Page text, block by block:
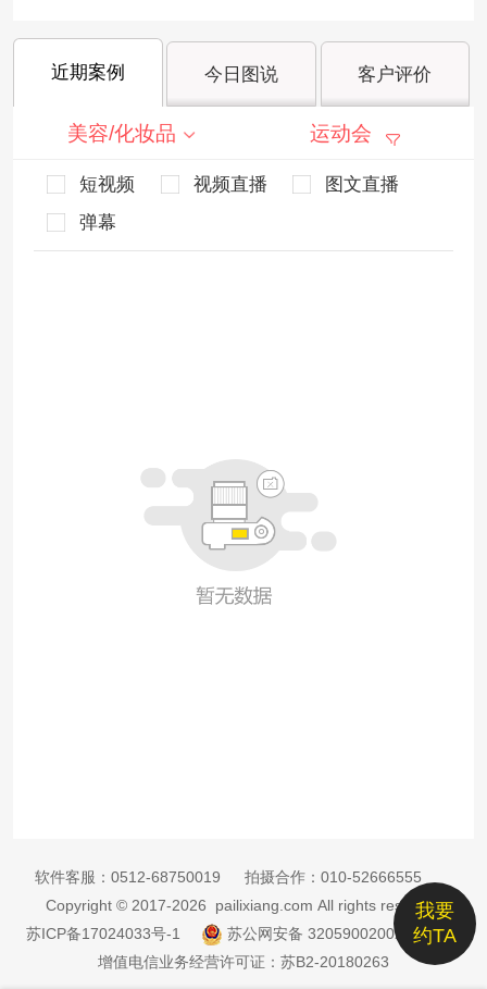
近期案例 今日图说 客户评价
美容/化妆品 运动会
短视频 视频直播
图文直播
弹幕
我要
约TA
软件客服： 0512-68750019 拍摄合作： 010-52666555
Copyright © 2017-2026 pailixiang.com All rights reserved
苏ICP备17024033号-1
苏公网安备 32059002002885号
增值电信业务经营许可证：苏B2-20180263